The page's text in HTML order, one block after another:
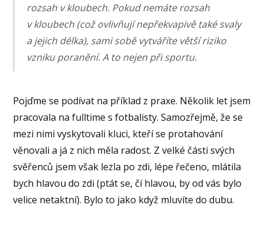
rozsah v kloubech. Pokud nemáte rozsah
v kloubech (což ovlivňují nepřekvapivě také svaly
a jejich délka), sami sobě vytváříte větší riziko
vzniku poranění. A to nejen při sportu.
Pojďme se podívat na příklad z praxe. Několik let jsem
pracovala na fulltime s fotbalisty. Samozřejmě, že se
mezi nimi vyskytovali kluci, kteří se protahování
věnovali a já z nich měla radost. Z velké části svých
svěřenců jsem však lezla po zdi, lépe řečeno, mlátila
bych hlavou do zdi (ptát se, čí hlavou, by od vás bylo
velice netaktní). Bylo to jako když mluvíte do dubu.